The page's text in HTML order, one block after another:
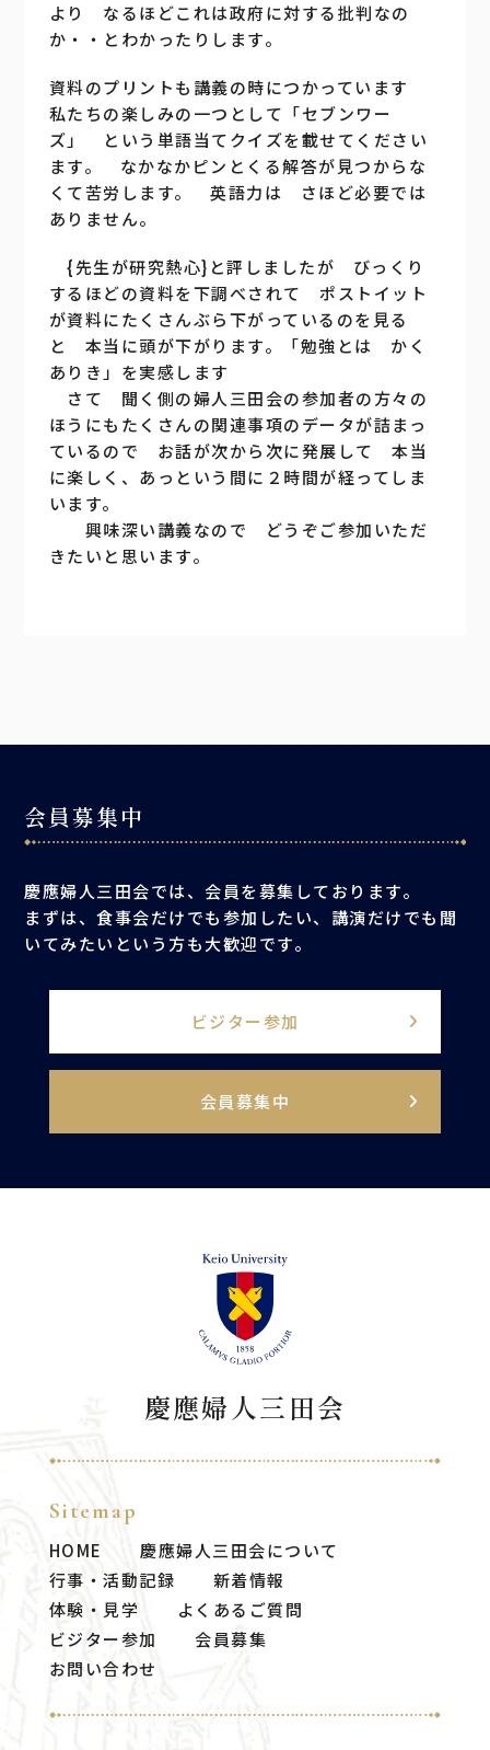
より なるほどこれは政府に対する批判なの
か・・とわかったりします。
資料のプリントも講義の時につかっています
私たちの楽しみの一つとして「セブンワー
ズ」 という単語当てクイズを載せてください
ます。 なかなかピンとくる解答が見つからな
くて苦労します。 英語力は さほど必要では
ありません。
{先生が研究熱心}と評しましたが びっくり
するほどの資料を下調べされて ポストイット
が資料にたくさんぶら下がっているのを見る
と 本当に頭が下がります。「勉強とは かく
ありき」を実感します
さて 聞く側の婦人三田会の参加者の方々の
ほうにもたくさんの関連事項のデータが詰まっ
ているので お話が次から次に発展して 本当
に楽しく、あっという間に２時間が経ってしま
います。
興味深い講義なので どうぞご参加いただ
きたいと思います。
会員募集中
慶應婦人三田会では、会員を募集しております。
まずは、食事会だけでも参加したい、講演だけでも聞
いてみたいという方も大歓迎です。
ビジター参加
会員募集中
慶應婦人三田会
Sitemap
HOME
慶應婦人三田会について
行事・活動記録
新着情報
体験・見学
よくあるご質問
ビジター参加
会員募集
お問い合わせ